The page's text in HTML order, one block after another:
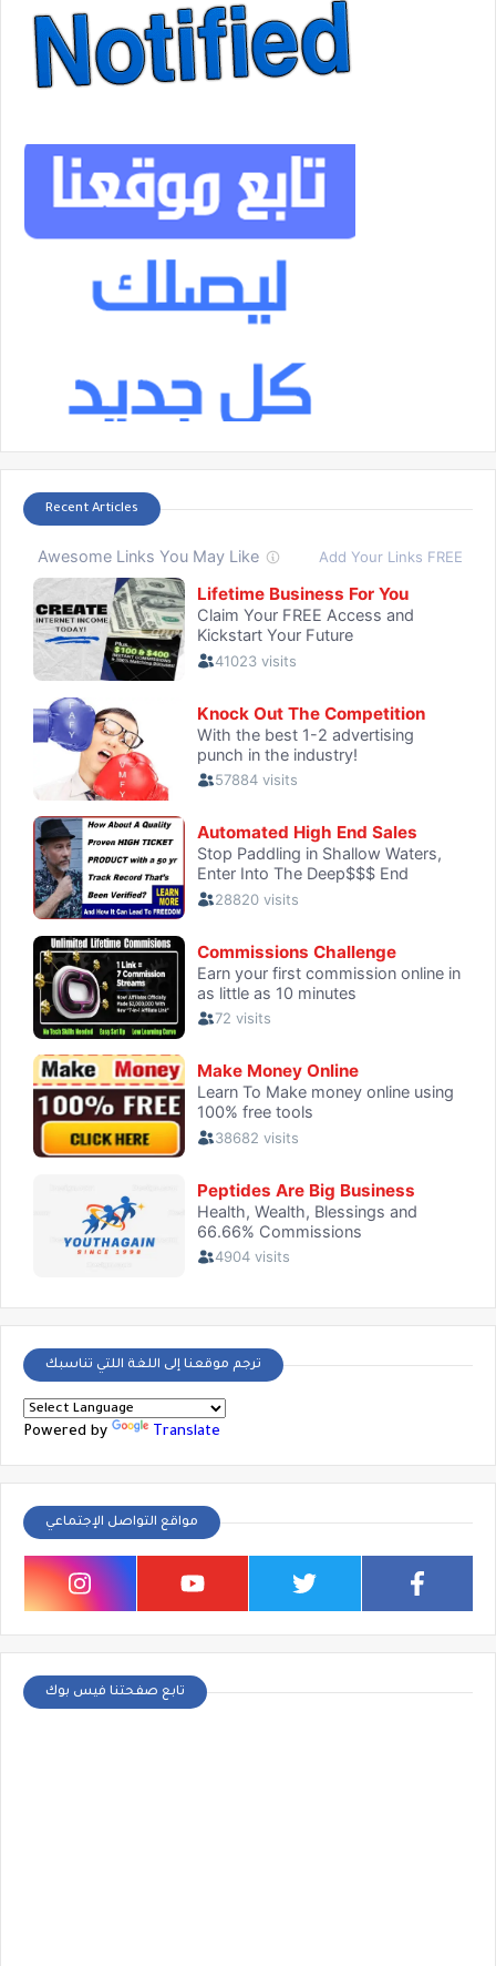
Recent Articles
ترجم موقعنا إلى اللغة اللتي تناسبك
Powered by Translate
مواقع التواصل الإجتماعي
تابع صفحتنا فيس بوك